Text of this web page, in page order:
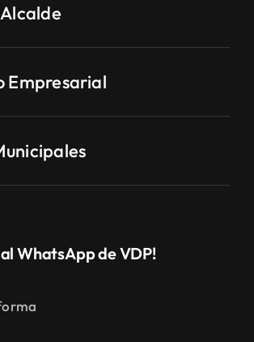
Empresarial
WhatsApp de VDP!